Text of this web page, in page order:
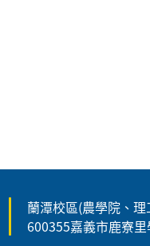
蘭潭校區(農學院、
600355嘉義市鹿寮